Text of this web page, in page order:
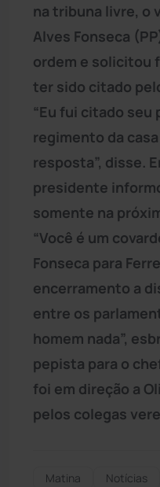
na tribuna livre, o
Alves Fonseca
ordem e solicitou
ter sido citado
“Eu fui citado seu
regimento da
resposta”, disse.
presidente
somente na
“Você é um
Fonseca para
encerramento a
entre os
homem nada”,
pepista para o
foi em direção a
pelos colegas
Matina Notícias